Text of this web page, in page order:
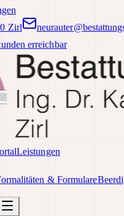
Zirl
erreichbar
Leistungen
& Formulare